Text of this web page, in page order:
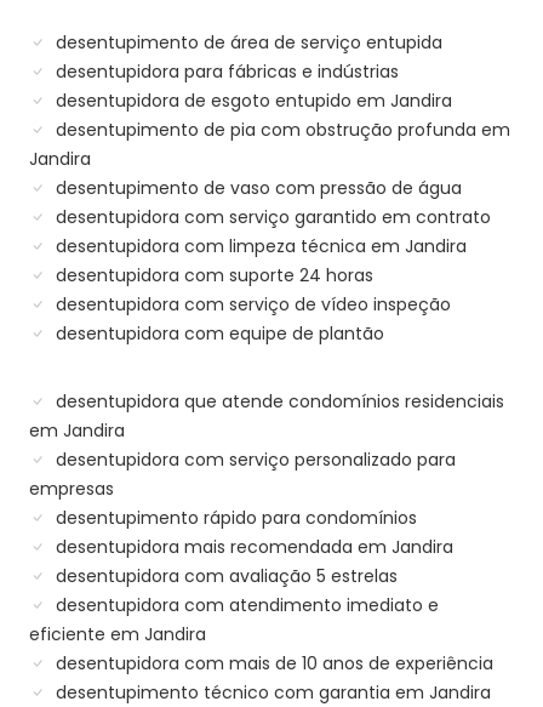
desentupimento de área de serviço entupida
desentupidora para fábricas e indústrias
desentupidora de esgoto entupido em Jandira
desentupimento de pia com obstrução profunda em
Jandira
desentupimento de vaso com pressão de água
desentupidora com serviço garantido em contrato
desentupidora com limpeza técnica em Jandira
desentupidora com suporte 24 horas
desentupidora com serviço de vídeo inspeção
desentupidora com equipe de plantão
desentupidora que atende condomínios residenciais
em Jandira
desentupidora com serviço personalizado para
empresas
desentupimento rápido para condomínios
desentupidora mais recomendada em Jandira
desentupidora com avaliação 5 estrelas
desentupidora com atendimento imediato e
eficiente em Jandira
desentupidora com mais de 10 anos de experiência
desentupimento técnico com garantia em Jandira